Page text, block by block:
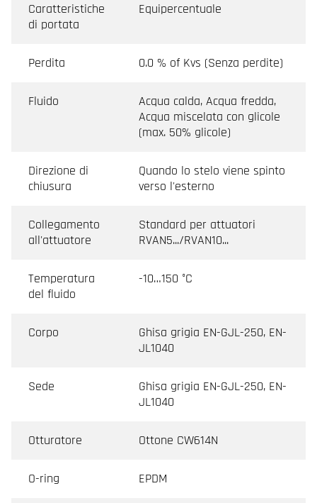
Caratteristiche
di portata
Equipercentuale
Perdita 0.0 % of Kvs (Senza perdite)
Fluido
Acqua calda, Acqua fredda,
Acqua miscelata con glicole
(max. 50% glicole)
Direzione di
chiusura
Quando lo stelo viene spinto
verso l'esterno
Collegamento
all'attuatore
Standard per attuatori
RVAN5.../RVAN10...
Temperatura
del fluido
-10…150 °C
Corpo
Ghisa grigia EN-GJL-250, EN-
JL1040
Sede
Ghisa grigia EN-GJL-250, EN-
JL1040
Otturatore Ottone CW614N
O-ring EPDM